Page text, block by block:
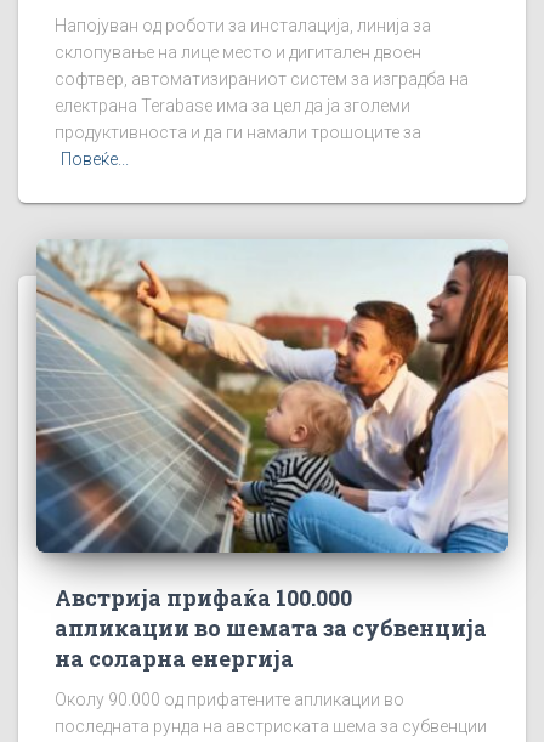
Напојуван од роботи за инсталација, линија за
склопување на лице место и дигитален двоен
софтвер, автоматизираниот систем за изградба на
електрана Terabase има за цел да ја зголеми
продуктивноста и да ги намали трошоците за
Повеќе...
Австрија прифаќа 100.000
апликации во шемата за субвенција
на соларна енергија
Околу 90.000 од прифатените апликации во
последната рунда на австриската шема за субвенции